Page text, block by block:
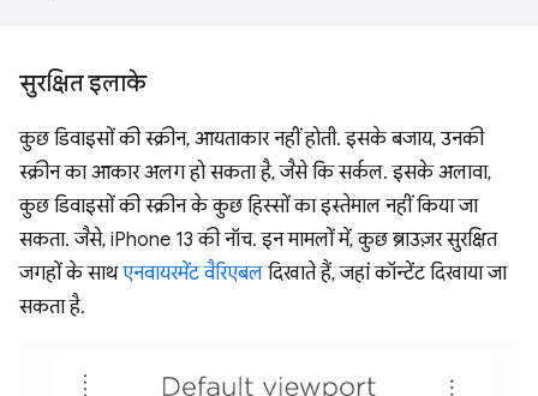
सुरक्षित इलाके
कुछ डिवाइसों की स्क्रीन, आयताकार नहीं होती. इसके बजाय, उनकी
स्क्रीन का आकार अलग हो सकता है, जैसे कि सर्कल. इसके अलावा,
कुछ डिवाइसों की स्क्रीन के कुछ हिस्सों का इस्तेमाल नहीं किया जा
सकता. जैसे, iPhone 13 की नॉच. इन मामलों में, कुछ ब्राउज़र सुरक्षित
जगहों के साथएनवायरमेंट वैरिएबल दिखाते हैं, जहां कॉन्टेंट दिखाया जा
सकता है.